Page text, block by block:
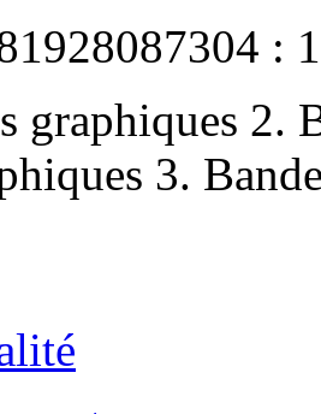
:
graphiques 2.
3.